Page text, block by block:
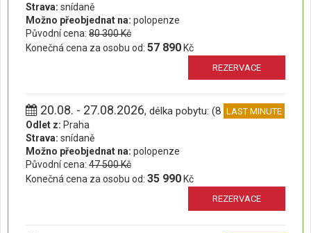
Strava: snídaně
Možno přeobjednat na: polopenze
Původní cena: 80 300 Kč
Konečná cena za osobu od: 57 890 Kč
REZERVACE
20.08. - 27.08.2026, délka pobytu: (8 dní)LAST MINUTE
Odlet z: Praha
Strava: snídaně
Možno přeobjednat na: polopenze
Původní cena: 47 500 Kč
Konečná cena za osobu od: 35 990 Kč
REZERVACE